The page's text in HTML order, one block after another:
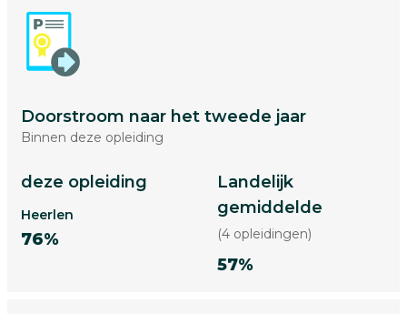
Doorstroom naar het tweede jaar
Binnen deze opleiding
deze opleiding
Heerlen
76%
Landelijk
gemiddelde
(4 opleidingen)
57%